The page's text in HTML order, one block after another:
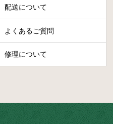
配送について
よくあるご質問
修理について